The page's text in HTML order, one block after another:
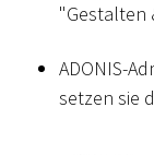
"Gestalten
ADONIS-
setzen sie